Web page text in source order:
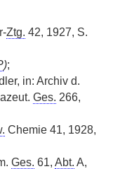
Ztg. 42, 1927, S.
);
in: Archiv d.
Ges. 266,
Chemie 41, 1928,
Ges. 61, Abt. A,